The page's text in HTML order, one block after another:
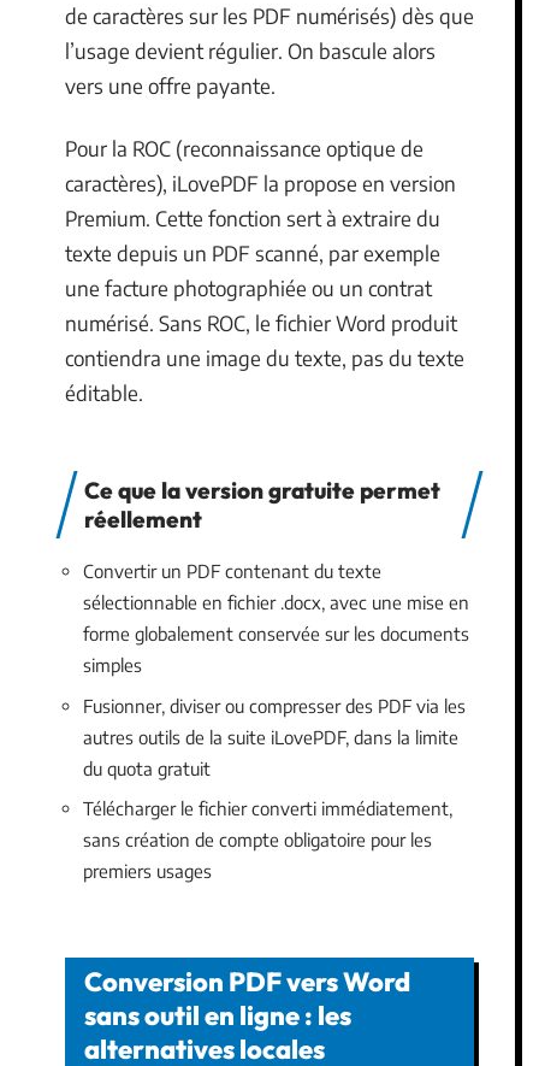
de caractères sur les PDF numérisés) dès que
l’usage devient régulier. On bascule alors
vers une offre payante.
Pour la ROC (reconnaissance optique de
caractères), iLovePDF la propose en version
Premium. Cette fonction sert à extraire du
texte depuis un PDF scanné, par exemple
une facture photographiée ou un contrat
numérisé. Sans ROC, le fichier Word produit
contiendra une image du texte, pas du texte
éditable.
Ce que la version gratuite permet
réellement
Convertir un PDF contenant du texte
sélectionnable en fichier .docx, avec une mise en
forme globalement conservée sur les documents
simples
Fusionner, diviser ou compresser des PDF via les
autres outils de la suite iLovePDF, dans la limite
du quota gratuit
Télécharger le fichier converti immédiatement,
sans création de compte obligatoire pour les
premiers usages
Conversion PDF vers Word
sans outil en ligne : les
alternatives locales